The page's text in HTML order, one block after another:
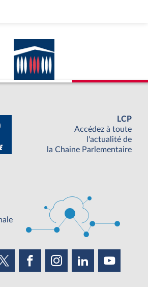
LCP
Accédez à toute
l'actualité de
la Chaine Parlementaire